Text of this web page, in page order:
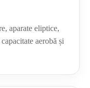
aparate eliptice,
aerobă și